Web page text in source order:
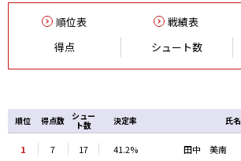
順位表 戦績表
得点
シュート数
順位 得点数
シュー
ト数
決定率 氏名
1 7 17 41.2% 田中 美南